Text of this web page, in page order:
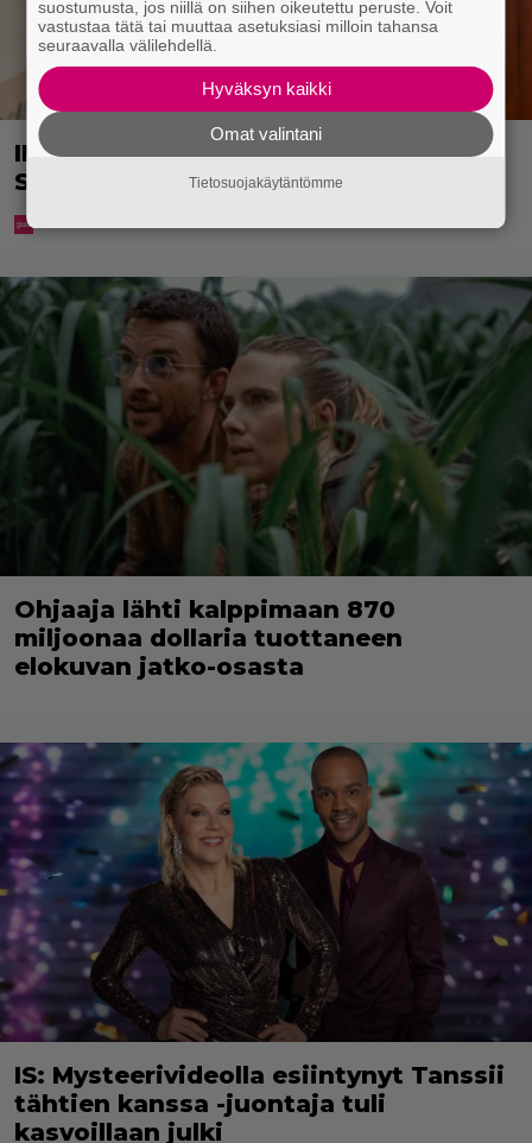
IL: Teemu Lehtilälle jälleen uusi rooli
Salatuissa elämissä
Ohjaaja lähti kalppimaan 870
miljoonaa dollaria tuottaneen
elokuvan jatko-osasta
IS: Mysteerivideolla esiintynyt Tanssii
tähtien kanssa -juontaja tuli
kasvoillaan julki
suostumusta, jos niillä on siihen oikeutettu peruste. Voit
vastustaa tätä tai muuttaa asetuksiasi milloin tahansa
seuraavalla välilehdellä.
Hyväksyn kaikki
Omat valintani
Tietosuojakäytäntömme